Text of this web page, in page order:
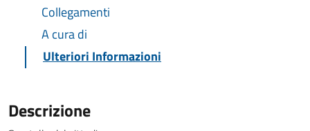
Collegamenti
A cura di
Ulteriori Informazioni
Descrizione